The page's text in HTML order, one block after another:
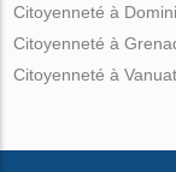
Citoyenneté à
Citoyenneté à
Citoyenneté à